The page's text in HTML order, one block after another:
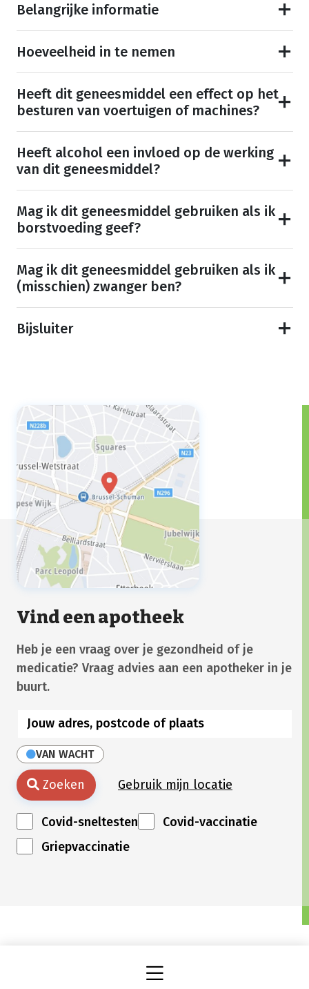
Belangrijke informatie
Hoeveelheid in te nemen
Heeft dit geneesmiddel een effect op het
besturen van voertuigen of machines?
Heeft alcohol een invloed op de werking
van dit geneesmiddel?
Mag ik dit geneesmiddel gebruiken als ik
borstvoeding geef?
Mag ik dit geneesmiddel gebruiken als ik
(misschien) zwanger ben?
Bijsluiter
Vind een apotheek
Heb je een vraag over je gezondheid of je
medicatie? Vraag advies aan een apotheker in je
buurt.
VAN WACHT
Zoeken Gebruik mijn locatie
Covid-sneltesten
Covid-vaccinatie
Griepvaccinatie